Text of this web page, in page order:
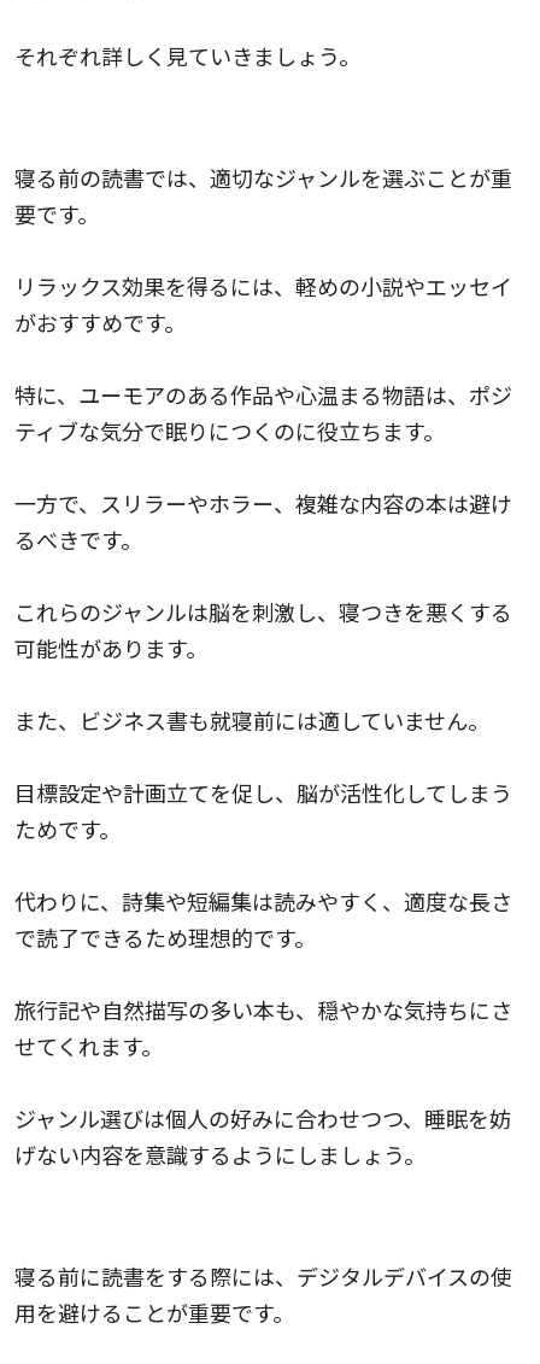
それぞれ詳しく見ていきましょう。
寝る前の読書では、適切なジャンルを選ぶことが重
要です。
リラックス効果を得るには、軽めの小説やエッセイ
がおすすめです。
特に、ユーモアのある作品や心温まる物語は、ポジ
ティブな気分で眠りにつくのに役立ちます。
一方で、スリラーやホラー、複雑な内容の本は避け
るべきです。
これらのジャンルは脳を刺激し、寝つきを悪くする
可能性があります。
また、ビジネス書も就寝前には適していません。
目標設定や計画立てを促し、脳が活性化してしまう
ためです。
代わりに、詩集や短編集は読みやすく、適度な長さ
で読了できるため理想的です。
旅行記や自然描写の多い本も、穏やかな気持ちにさ
せてくれます。
ジャンル選びは個人の好みに合わせつつ、睡眠を妨
げない内容を意識するようにしましょう。
寝る前に読書をする際には、デジタルデバイスの使
用を避けることが重要です。